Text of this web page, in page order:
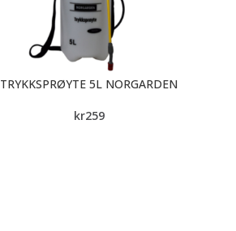
TRYKKSPRØYTE 5L NORGARDEN
kr259